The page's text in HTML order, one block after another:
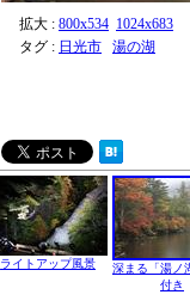
拡大 : 800x534 1024x683
タグ : 日光市 湯の湖
ライトアップ風景
深まる「湯ノ
付き